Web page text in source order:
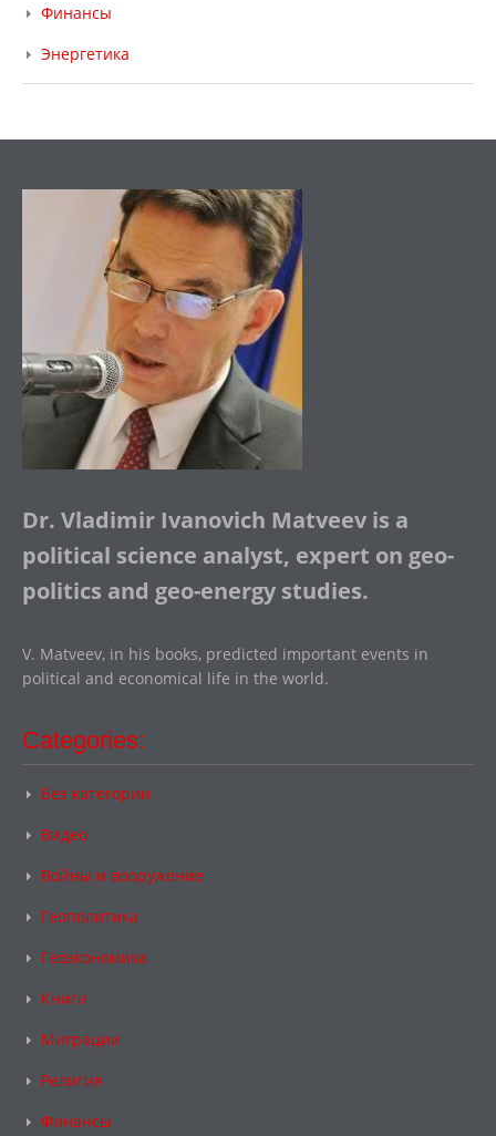
Финансы
Энергетика
Dr. Vladimir Ivanovich Matveev is a
political science analyst, expert on geo-
politics and geo-energy studies.
V. Matveev, in his books, predicted important events in
political and economical life in the world.
Categories:
Без категории
Видео
Войны и вооружение
Геополитика
Геоэкономика
Книги
Миграции
Религия
Финансы